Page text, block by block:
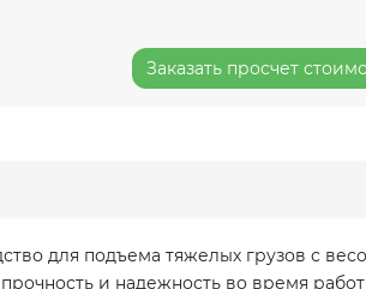
Заказать просчет
для подъема тяжелых грузов с
и надежность во время